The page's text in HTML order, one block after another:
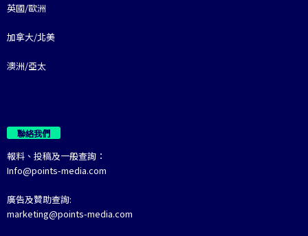
英國/歐洲
加拿大/北美
澳洲/亞太
聯絡我們
報料、投稿及一般查詢：
Info@points-media.com
廣告及贊助查詢:
marketing@points-media.com